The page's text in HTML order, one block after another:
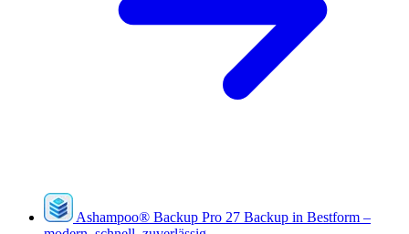
Ashampoo® Backup Pro 27 Backup in Bestform –